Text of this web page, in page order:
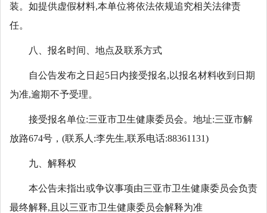
装。如提供虚假材料,本单位将依法依规追究相关法律责
任。
八、报名时间、地点及联系方式
自公告发布之日起5日内接受报名,以报名材料收到日期
为准,逾期不予受理。
接受报名单位:三亚市卫生健康委员会。地址:三亚市解
放路674号，(联系人:李先生,联系电话:88361131)
九、解释权
本公告未指出或争议事项由三亚市卫生健康委员会负责
最终解释,且以三亚市卫生健康委员会解释为准